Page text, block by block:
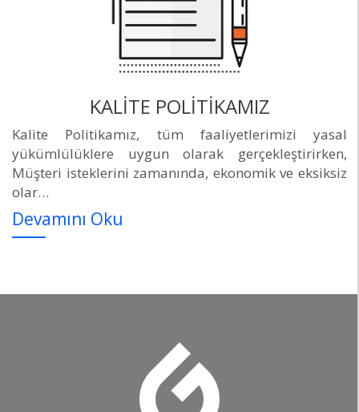
KALİTE POLİTİKAMIZ
Kalite Politikamız, tüm faaliyetlerimizi yasal
yükümlülüklere uygun olarak gerçekleştirirken,
Müşteri isteklerini zamanında, ekonomik ve eksiksiz
olar…
Devamını Oku